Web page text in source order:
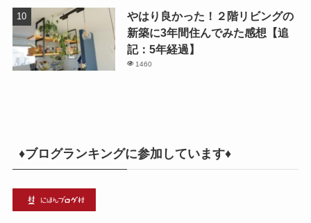
やはり良かった！２階リビングの
新築に3年間住んでみた感想【追
記：5年経過】
1460
♦ブログランキングに参加しています♦